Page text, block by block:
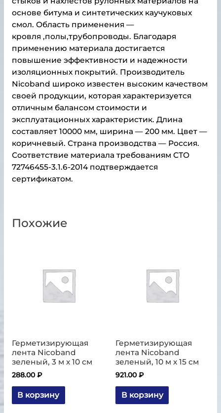
основе битума и синтетических каучуковых
смол. Область применения —
кровля ,полы,трубопроводы. Благодаря
применению материала достигается
повышение эффективности и надежности
изоляционных покрытий. Производитель
Nicoband широко известен высоким качеством
своей продукции, которая характеризуется
отличным балансом стоимости и
эксплуатационных характеристик. Длина
составляет 10000 мм, ширина — 200 мм. Цвет —
коричневый. Страна производства — Россия.
Соответствие материала требованиям СТО
72746455-3.1.6-2014 подтверждается
сертификатом.
Похожие
Герметизирующая
лента Nicoband
зеленый, 3 м х 10 см
288.00₽
В корзину
Герметизирующая
лента Nicoband
зеленый, 10 м х 15 см
921.00₽
В корзину